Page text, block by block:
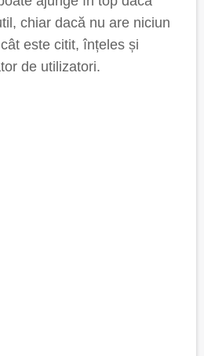
chiar dacă nu are niciun
este citit, înțeles și
de utilizatori.